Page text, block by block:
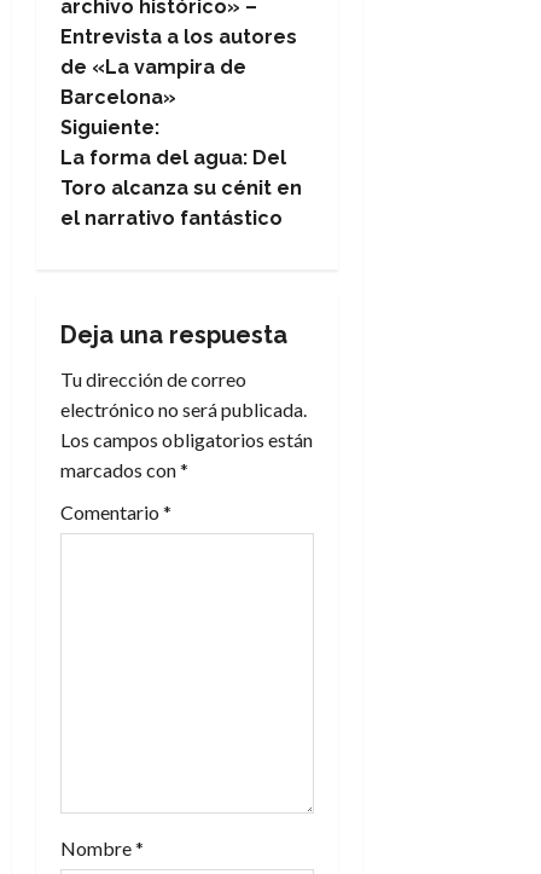
v
e
g
a
c
ó
n
d
e
e
a
archivo histórico» –
Entrevista a los autores
de «La vampira de
Barcelona»
Siguiente:
La forma del agua: Del
Toro alcanza su cénit en
el narrativo fantástico
Deja una respuesta
Tu dirección de correo
electrónico no será publicada.
Los campos obligatorios están
marcados con*
Comentario *
Nombre*